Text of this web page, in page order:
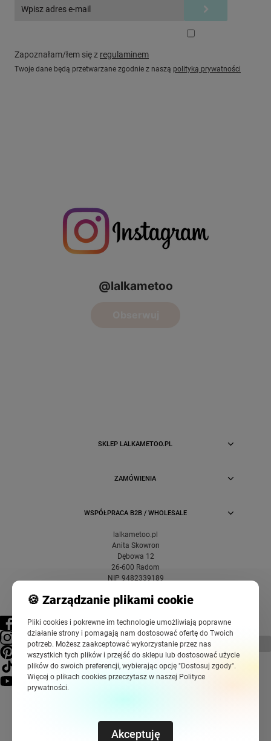
Zapoznałam/łem się z regulaminem
Twoje dane będą przetwarzane zgodnie z naszą polityką prywatności
SKLEP LALKAMETOO.PL
ZAMÓWIENIA
WSPÓŁPRACA B2B / WHOLESALE
lalkametoo.pl
Anita Skowron
Dębowa 12
26-600 Radom
NIP 9482339189
pokaż pełną wersję strony
Sklep internetowy Shoper Premium Szablony Shoper Modern™
🍪 Zarządzanie plikami cookie
Pliki cookies i pokrewne im technologie umożliwiają poprawne
działanie strony i pomagają nam dostosować ofertę do Twoich
potrzeb. Możesz zaakceptować wykorzystanie przez nas
wszystkich tych plików i przejść do sklepu lub dostosować użycie
plików do swoich preferencji, wybierając opcję "Dostosuj zgody".
Więcej o plikach cookies przeczytasz w naszej Polityce
prywatności.
Akceptuję